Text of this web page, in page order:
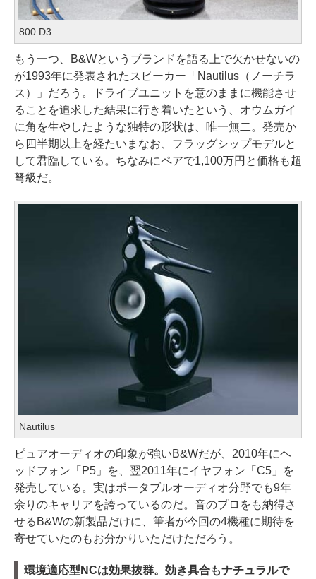
800 D3
もう一つ、B&Wというブランドを語る上で欠かせないの
が1993年に発表されたスピーカー「Nautilus（ノーチラ
ス）」だろう。ドライブユニットを意のままに機能させ
ることを追求した結果に行き着いたという、オウムガイ
に角を生やしたような独特の形状は、唯一無二。発売か
ら四半期以上を経たいまなお、フラッグシップモデルと
して君臨している。ちなみにペアで1,100万円と価格も超
弩級だ。
Nautilus
ピュアオーディオの印象が強いB&Wだが、2010年にヘ
ッドフォン「P5」を、翌2011年にイヤフォン「C5」を
発売している。実はポータブルオーディオ分野でも9年
余りのキャリアを誇っているのだ。音のプロをも納得さ
せるB&Wの新製品だけに、筆者が今回の4機種に期待を
寄せていたのもお分かりいただけただろう。
環境適応型NCは効果抜群。効き具合もナチュラルで